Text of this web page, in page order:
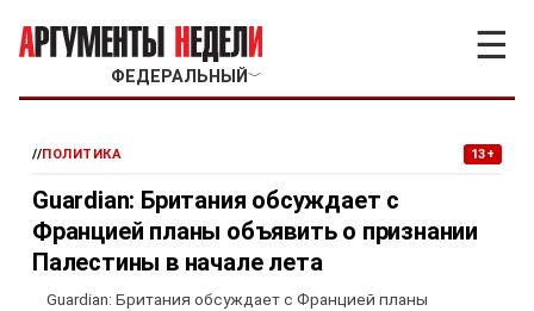
ФЕДЕРАЛЬНЫЙ ﹀
☰
//ПОЛИТИКА 13+
Guardian: Британия обсуждает с
Францией планы объявить о признании
Палестины в начале лета
Guardian: Британия обсуждает с Францией планы